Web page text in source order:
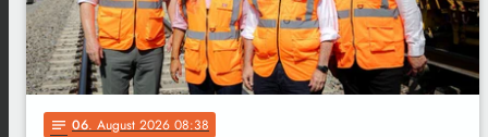
notes 06. August 2026 08:38